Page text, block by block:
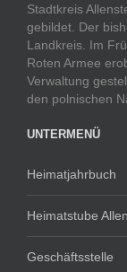
Stadtkreis
gebildet. Der
Landkreis. Im
Roten Armee
Verwaltung
den polnischen
UNTERMENÜ
Heimatjahrbuch
Heimatstube
Geschäftsstelle